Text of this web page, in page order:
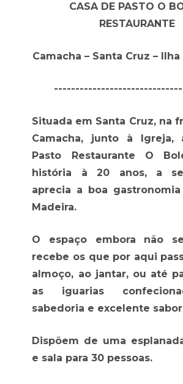
CASA DE PASTO O
RESTAURANTE
Camacha – Santa Cruz –
Situada em Santa Cruz, na
Camacha, junto à Igreja,
Pasto Restaurante O
história à 20 anos, a
aprecia a boa
Madeira.
O espaço embora não
recebe os que por aqui
almoço, ao jantar, ou até
as iguarias
sabedoria e excelente
Dispõem de uma
e sala para 30 pessoas.